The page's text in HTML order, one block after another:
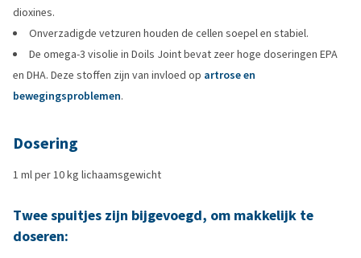
dioxines.
Onverzadigde vetzuren houden de cellen soepel en stabiel.
De omega-3 visolie in Doils Joint bevat zeer hoge doseringen EPA
en DHA. Deze stoffen zijn van invloed op artrose en
bewegingsproblemen.
Dosering
1 ml per 10 kg lichaamsgewicht
Twee spuitjes zijn bijgevoegd, om makkelijk te
doseren: